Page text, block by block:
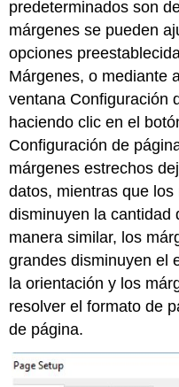
predeterminados son
márgenes se pueden
opciones
Márgenes, o mediante
ventana Configuración
haciendo clic en el
Configuración de
márgenes estrechos
datos, mientras que
disminuyen la cantidad
manera similar, los
grandes disminuyen el
la orientación y los
resolver el formato de
de página.